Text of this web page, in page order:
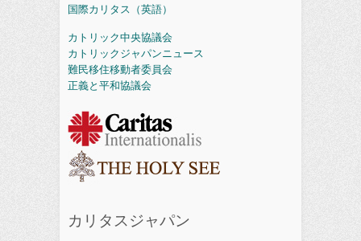
国際カリタス（英語）
カトリック中央協議会
カトリックジャパンニュース
難民移住移動者委員会
正義と平和協議会
カリタスジャパン